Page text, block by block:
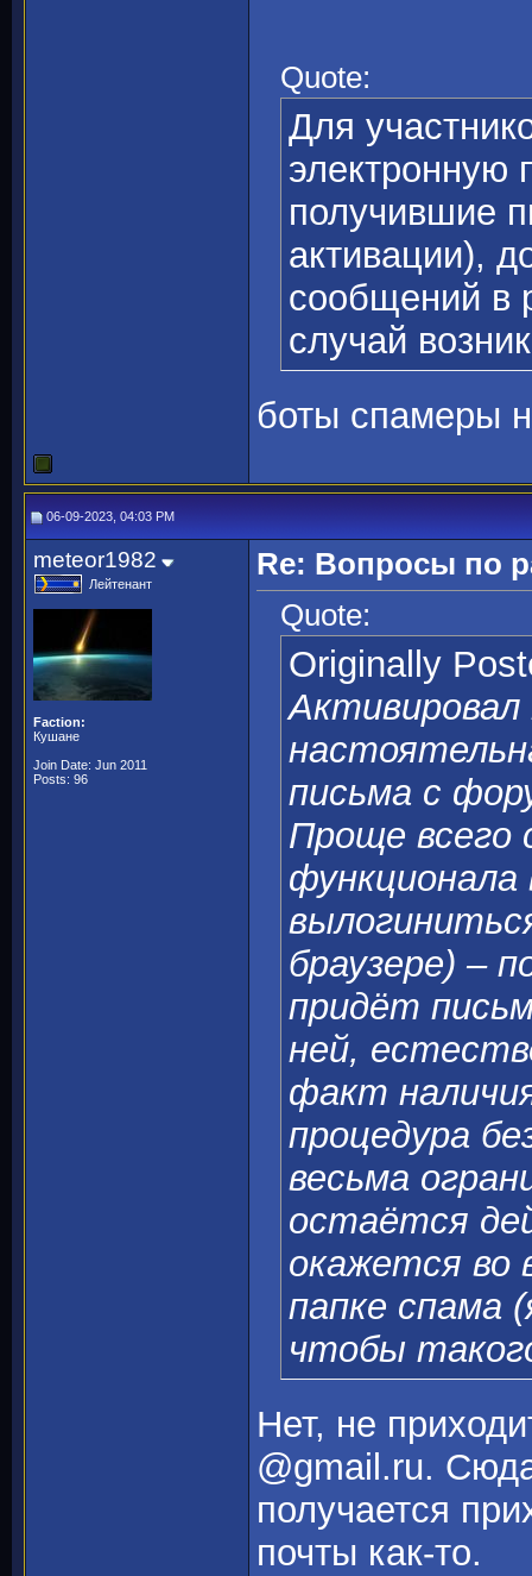
Quote:
Для
электронную
получившие
активации),
сообщений в
случай
боты спамеры
06-09-2023, 04:03 PM
meteor1982
Лейтенант
Faction:
Кушане
Join Date: Jun 2011
Posts: 96
Re: Вопросы по
Quote:
Originally
Активировал
письма с
Проще всего
функционала
браузере) –
придёт
ней,
факт
процедура
весьма
остаётся
окажется во
папке спама
чтобы
Нет, не
@gmail.ru.
получается
почты как-то.